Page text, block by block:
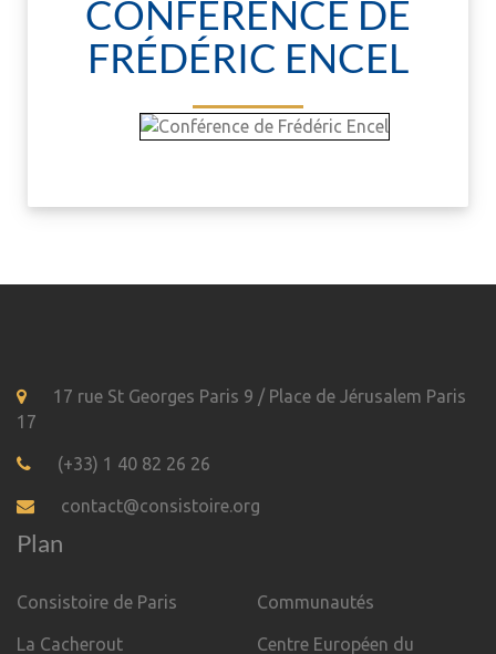
CONFÉRENCE DE
FRÉDÉRIC ENCEL
17 rue St Georges Paris 9 / Place de Jérusalem Paris
17
(+33) 1 40 82 26 26
contact@consistoire.org
Plan
Consistoire de Paris
La Cacherout
Communautés
Centre Européen du